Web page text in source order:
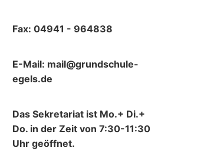
Fax: 04941 - 964838
E-Mail: mail@grundschule-
egels.de
Das Sekretariat ist Mo.+ Di.+
Do. in der Zeit von 7:30-11:30
Uhr geöffnet.